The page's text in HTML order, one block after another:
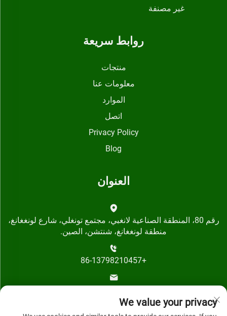
غير مصنفة
روابط سريعة
منتجات
معلومات عنا
الموارد
اتصل
Privacy Policy
Blog
العنوان
رقم 80، المنطقة الصناعية لانغبي، مجتمع تونغلي، شارع لونغغانغ،
منطقة لونغغانغ، شنتشن، الصين.
+86-13798210457
We value your privacy